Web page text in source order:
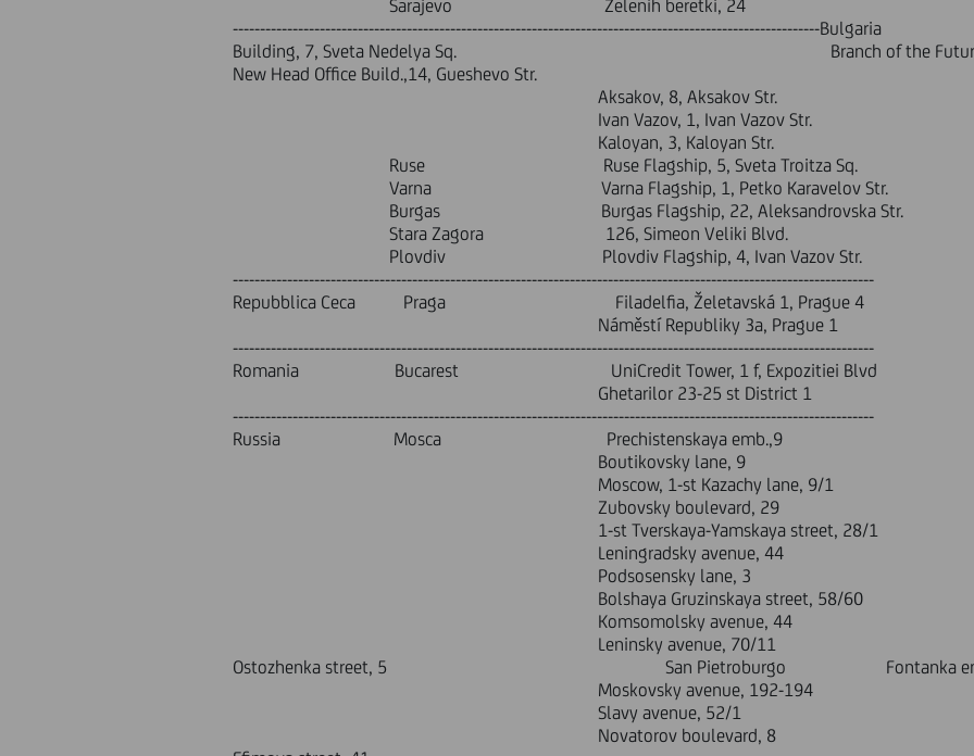
Sarajevo Zelenih beretki, 24
Building, 7, Sveta Nedelya Sq. Branch of the Future,
New Head Office Build.,14, Gueshevo Str.
Aksakov, 8, Aksakov Str.
Ivan Vazov, 1, Ivan Vazov Str.
Kaloyan, 3, Kaloyan Str.
Ruse Ruse Flagship, 5, Sveta Troitza Sq.
Varna Varna Flagship, 1, Petko Karavelov Str.
Burgas Burgas Flagship, 22, Aleksandrovska Str.
Stara Zagora 126, Simeon Veliki Blvd.
Plovdiv Plovdiv Flagship, 4, Ivan Vazov Str.
----------------------------------------------------------------------------------------------------------------------
Repubblica Ceca Praga Filadelfia, Želetavská 1, Prague 4
Náměstí Republiky 3a, Prague 1
----------------------------------------------------------------------------------------------------------------------
Romania Bucarest UniCredit Tower, 1 f, Expozitiei Blvd
Ghetarilor 23-25 st District 1
----------------------------------------------------------------------------------------------------------------------
Russia Mosca Prechistenskaya emb.,9
Boutikovsky lane, 9
Moscow, 1-st Kazachy lane, 9/1
Zubovsky boulevard, 29
1-st Tverskaya-Yamskaya street, 28/1
Leningradsky avenue, 44
Podsosensky lane, 3
Bolshaya Gruzinskaya street, 58/60
Komsomolsky avenue, 44
Leninsky
Ostozhenka street, 5 San Pietroburgo Fontanka
Moskovsky avenue, 192-194
Slavy avenue, 52/1
Novatorov